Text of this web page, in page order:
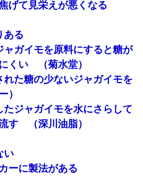
げて見栄えが悪くなる
ある
ガイモを原料にすると糖が
くい （菊水堂）
た糖の少ないジャガイモを
）
ジャガイモを水にさらして
す （深川油脂）
い
ーに製法がある